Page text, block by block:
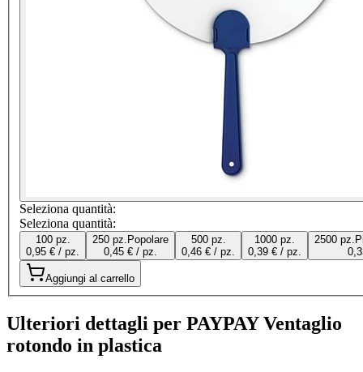
Seleziona quantità:
Seleziona quantità:
100 pz.
0,95 € / pz.
250 pz. Popolare
0,45 € / pz.
500 pz.
0,46 € / pz.
1000 pz.
0,39 € / pz.
2500 pz.
Aggiungi al carrello
Ulteriori dettagli per PAYPAY Ventaglio
rotondo in plastica